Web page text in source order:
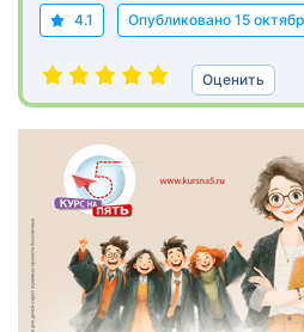
4.1 Опубликовано 15
Оценить